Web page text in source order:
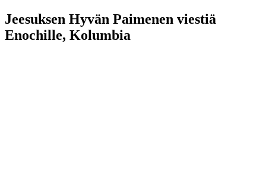
Jeesuksen Hyvän Paimenen viestiä
Enochille, Kolumbia